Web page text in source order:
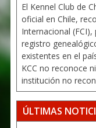
El Kennel Club de
oficial en Chile,
Internacional
registro
existentes en el
KCC no reconoce
institución no
ÚLTIMAS